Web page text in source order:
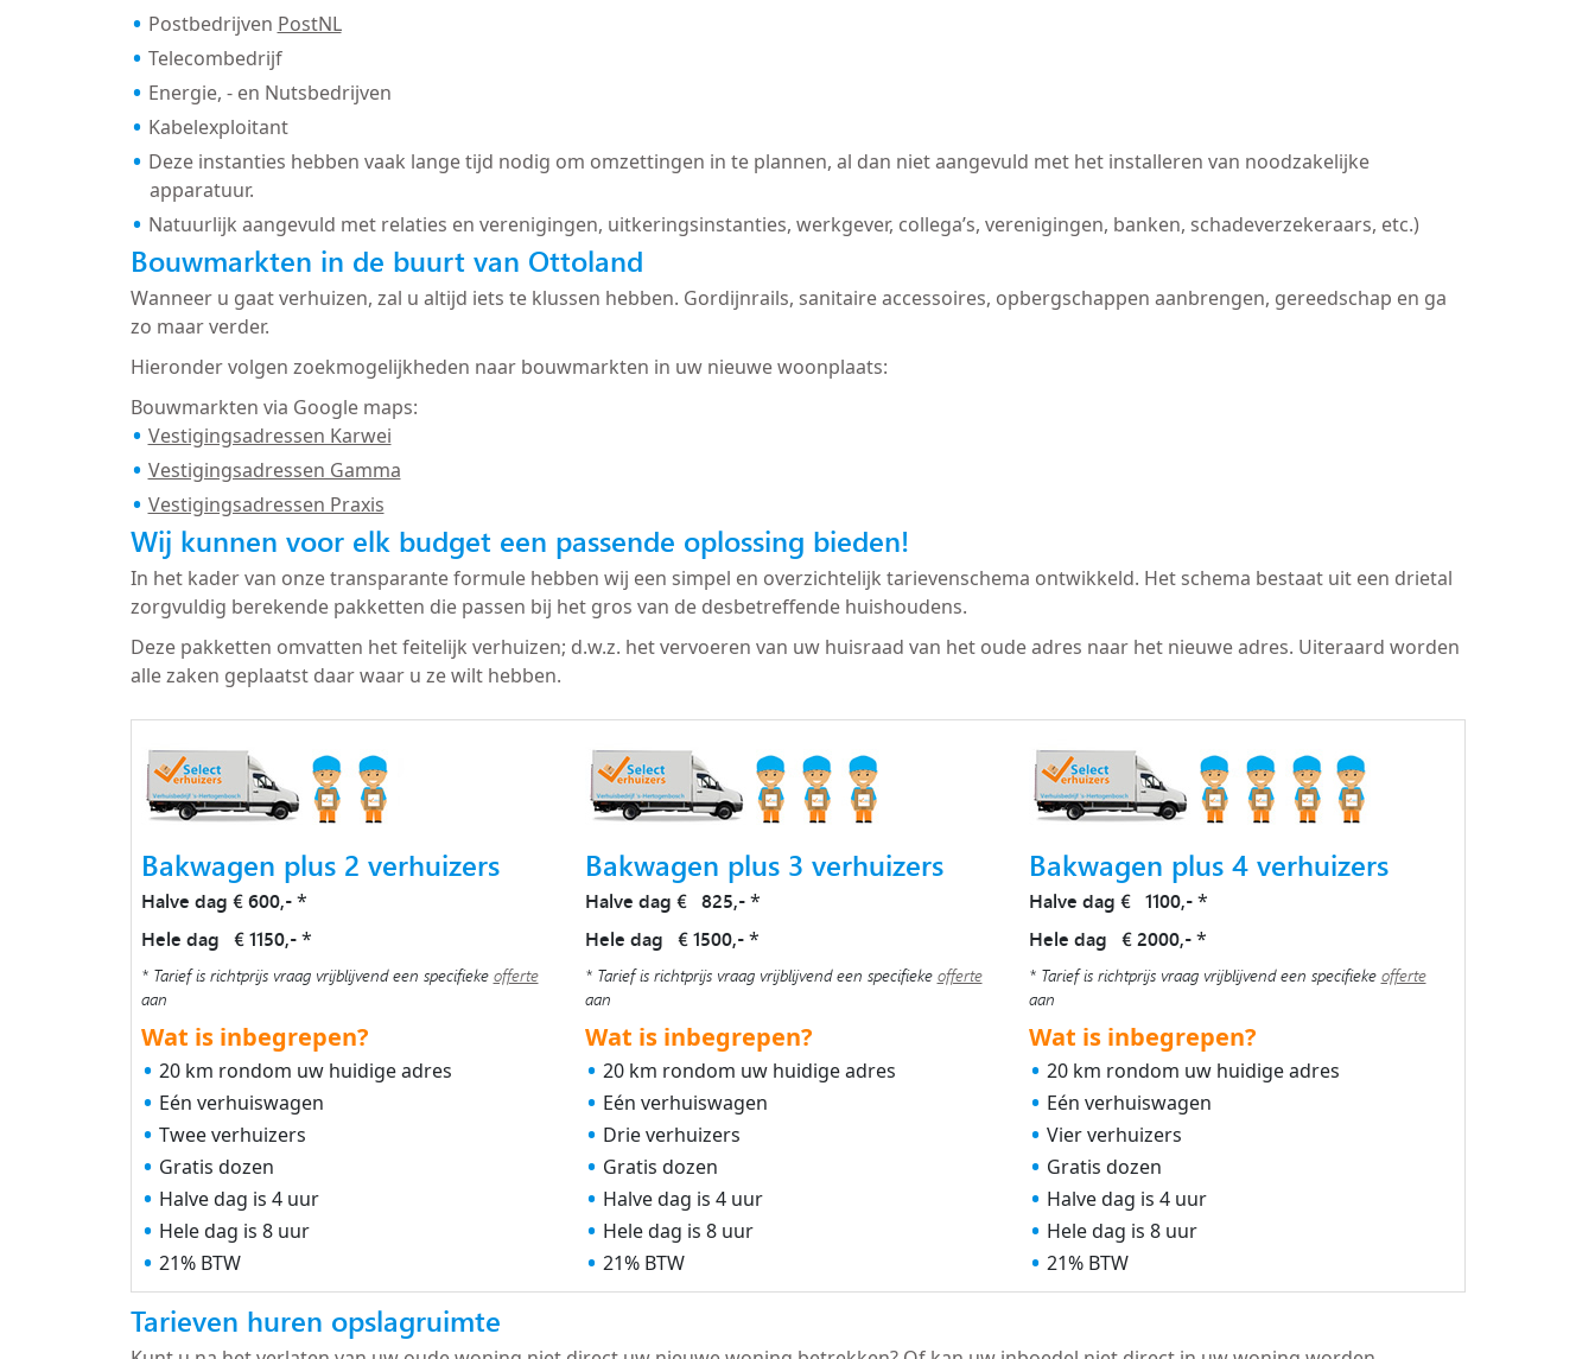
Postbedrijven PostNL
Telecombedrijf
Energie, - en Nutsbedrijven
Kabelexploitant
Deze instanties hebben vaak lange tijd nodig om omzettingen in te plannen, al dan niet aangevuld met het installeren van noodzakelijke
apparatuur.
Natuurlijk aangevuld met relaties en verenigingen, uitkeringsinstanties, werkgever, collega’s, verenigingen, banken, schadeverzekeraars, etc.)
Bouwmarkten in de buurt van Ottoland
Wanneer u gaat verhuizen, zal u altijd iets te klussen hebben. Gordijnrails, sanitaire accessoires, opbergschappen aanbrengen, gereedschap en ga
zo maar verder.
Hieronder volgen zoekmogelijkheden naar bouwmarkten in uw nieuwe woonplaats:
Bouwmarkten via Google maps:
Vestigingsadressen Karwei
Vestigingsadressen Gamma
Vestigingsadressen Praxis
Wij kunnen voor elk budget een passende oplossing bieden!
In het kader van onze transparante formule hebben wij een simpel en overzichtelijk tarievenschema ontwikkeld. Het schema bestaat uit een drietal
zorgvuldig berekende pakketten die passen bij het gros van de desbetreffende huishoudens.
Deze pakketten omvatten het feitelijk verhuizen; d.w.z. het vervoeren van uw huisraad van het oude adres naar het nieuwe adres. Uiteraard worden
alle zaken geplaatst daar waar u ze wilt hebben.
Bakwagen plus 2 verhuizers
Halve dag € 600,-*
Hele dag € 1150,-*
* Tarief is richtprijs vraag vrijblijvend een specifieke offerte
aan
Wat is inbegrepen?
20 km rondom uw huidige adres
Eén verhuiswagen
Twee verhuizers
Gratis dozen
Halve dag is 4 uur
Hele dag is 8 uur
21% BTW
Bakwagen plus 3 verhuizers
Halve dag € 825,-*
Hele dag € 1500,-*
* Tarief is richtprijs vraag vrijblijvend een specifieke offerte
aan
Wat is inbegrepen?
20 km rondom uw huidige adres
Eén verhuiswagen
Drie verhuizers
Gratis dozen
Halve dag is 4 uur
Hele dag is 8 uur
21% BTW
Bakwagen plus 4 verhuizers
Halve dag € 1100,-*
Hele dag € 2000,-*
* Tarief is richtprijs vraag vrijblijvend een specifieke offerte
aan
Wat is inbegrepen?
20 km rondom uw huidige adres
Eén verhuiswagen
Vier verhuizers
Gratis dozen
Halve dag is 4 uur
Hele dag is 8 uur
21% BTW
Tarieven huren opslagruimte